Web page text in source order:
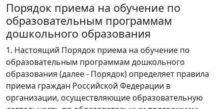
Порядок приема на обучение по
образовательным программам
дошкольного образования
1. Настоящий Порядок приема на обучение по
образовательным программам дошкольного
образования (далее - Порядок) определяет правила
приема граждан Российской Федерации в
организации, осуществляющие образовательную